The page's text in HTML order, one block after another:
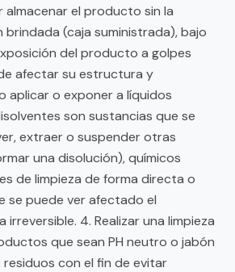
almacenar el producto sin la
(caja suministrada), bajo
del producto a golpes
afectar su estructura y
aplicar o exponer a líquidos
son sustancias que se
extraer o suspender otras
una disolución), químicos
de limpieza de forma directa o
se puede ver afectado el
4. Realizar una limpieza
que sean PH neutro o jabón
residuos con el fin de evitar